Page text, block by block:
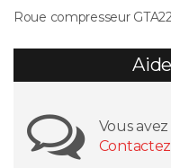
Roue compresseur
Vous